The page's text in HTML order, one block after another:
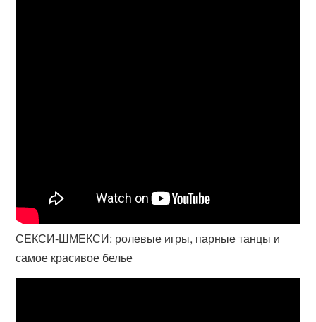
СЕКСИ-ШМЕКСИ: ролевые игры, парные танцы и
самое красивое белье